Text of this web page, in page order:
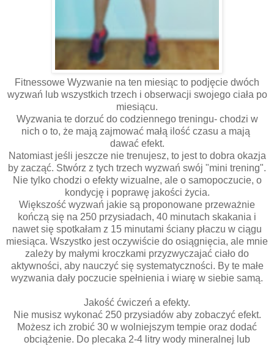
Fitnessowe Wyzwanie na ten miesiąc to podjęcie dwóch
wyzwań lub wszystkich trzech i obserwacji swojego ciała po
miesiącu.
Wyzwania te dorzuć do codziennego treningu- chodzi w
nich o to, że mają zajmować małą ilość czasu a mają
dawać efekt.
Natomiast jeśli jeszcze nie trenujesz, to jest to dobra okazja
by zacząć. Stwórz z tych trzech wyzwań swój "mini trening".
Nie tylko chodzi o efekty wizualne, ale o samopoczucie, o
kondycję i poprawę jakości życia.
Większość wyzwań jakie są proponowane przeważnie
kończą się na 250 przysiadach, 40 minutach skakania i
nawet się spotkałam z 15 minutami ściany płaczu w ciągu
miesiąca. Wszystko jest oczywiście do osiągnięcia, ale mnie
zależy by małymi kroczkami przyzwyczajać ciało do
aktywności, aby nauczyć się systematyczności. By te małe
wyzwania dały poczucie spełnienia i wiarę w siebie samą.
Jakość ćwiczeń a efekty.
Nie musisz wykonać 250 przysiadów aby zobaczyć efekt.
Możesz ich zrobić 30 w wolniejszym tempie oraz dodać
obciążenie. Do plecaka 2-4 litry wody mineralnej lub